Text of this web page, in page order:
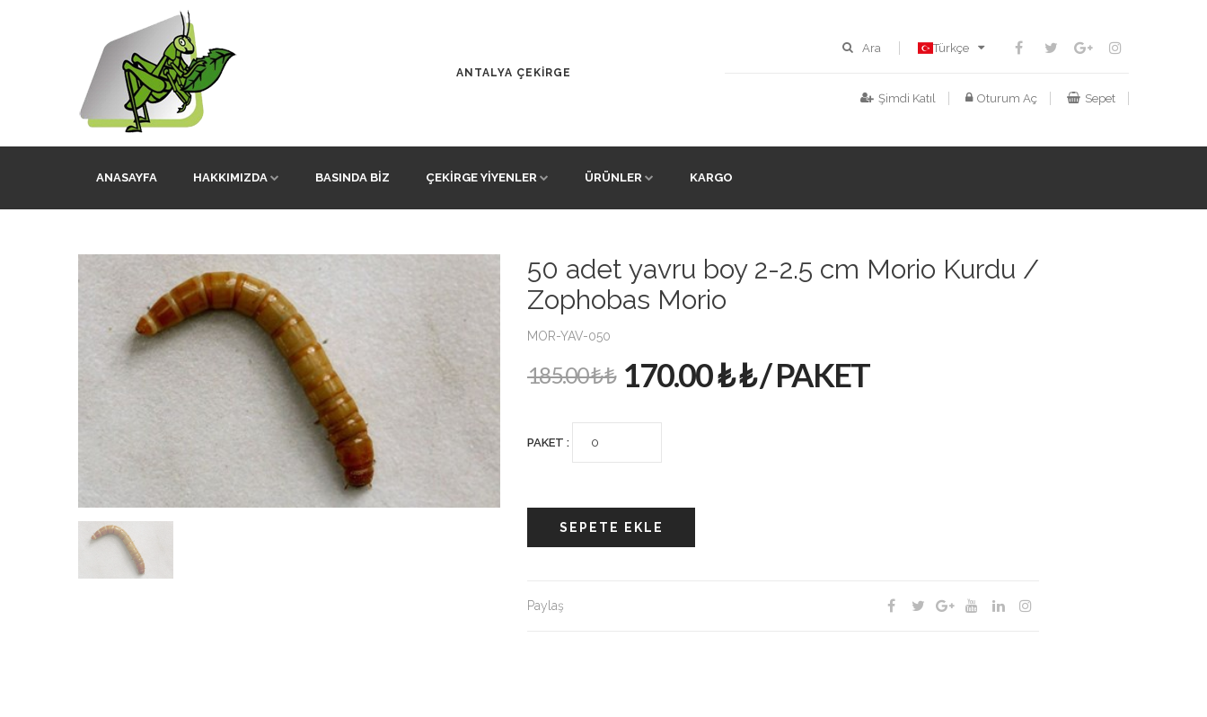
ANTALYA ÇEKİRGE
Ara Türkçe
Şimdi Katıl Oturum Aç Sepet
ANASAYFA HAKKIMIZDA BASINDA BIZ ÇEKIRGE YIYENLER ÜRÜNLER KARGO
50 adet yavru boy 2-2.5 cm Morio Kurdu /
Zophobas Morio
MOR-YAV-050
185.00 ₺ ₺ 170.00 ₺ ₺ / PAKET
PAKET :
SEPETE EKLE
Paylaş